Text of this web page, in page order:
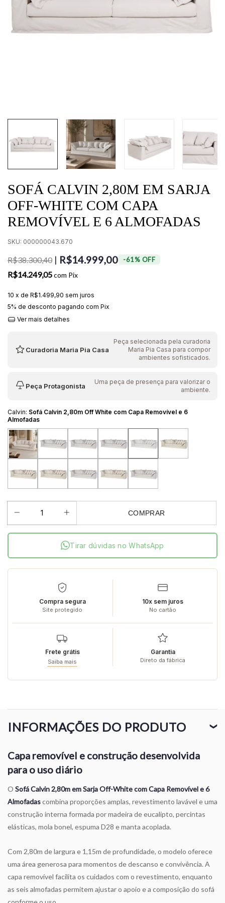
SOFÁ CALVIN 2,80M EM SARJA
OFF-WHITE COM CAPA
REMOVÍVEL E 6 ALMOFADAS
SKU: 000000043.670
R$38.300,40 | R$14.999,00 -61% OFF
R$14.249,05com Pix
10 x de R$1.499,90 sem juros
5% de desconto pagando com Pix
Ver mais detalhes
Curadoria Maria Pia Casa
Peça selecionada pela curadoria
Maria Pia Casa para compor
ambientes sofisticados.
Peça Protagonista
Uma peça de presença para valorizar o
ambiente.
Calvin: Sofá Calvin 2,80m Off White com Capa Removível e 6
Almofadas
COMPRAR
Tirar dúvidas no WhatsApp
Compra segura
Site protegido
10x sem juros
No cartão
Frete grátis
Saiba mais
Garantia
Direto da fábrica
INFORMAÇÕES DO PRODUTO ❯
Capa removível e construção desenvolvida
para o uso diário
O Sofá Calvin 2,80m em Sarja Off-White com Capa Removível e 6
Almofadascombina proporções amplas, revestimento lavável e uma
construção interna formada por madeira de eucalipto, percintas
elásticas, mola bonel, espuma D28 e manta acoplada.
Com 2,80m de largura e 1,15m de profundidade, o modelo oferece
uma área generosa para momentos de descanso e convivência. A
capa removível facilita os cuidados com o revestimento, enquanto
as seis almofadas permitem ajustar o apoio e a composição do sofá